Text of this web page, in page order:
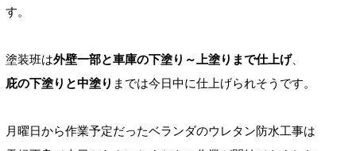
す。
塗装班は外壁一部と車庫の下塗り～上塗りまで仕上げ、
庇の下塗りと中塗り までは今日中に仕上げられそうです。
月曜日から作業予定だったベランダのウレタン防水工事は